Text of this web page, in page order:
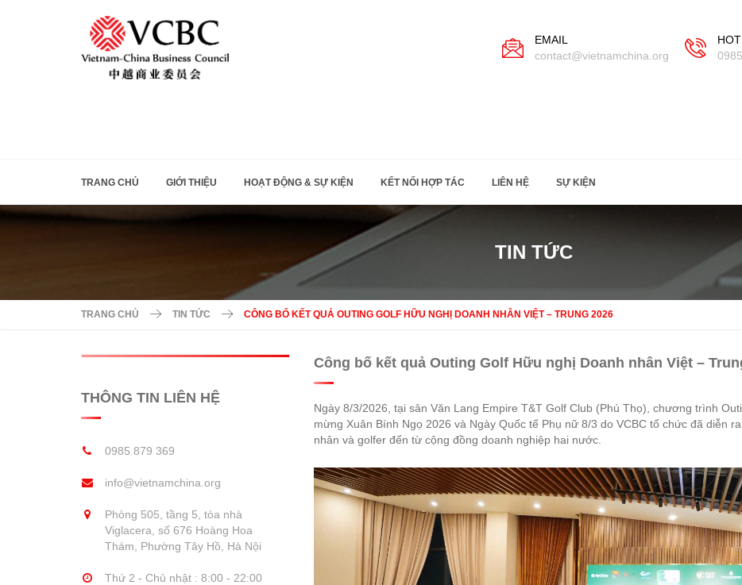
EMAIL
contact@vietnamchina.org
TRANG CHỦ GIỚI THIỆU HOẠT ĐỘNG & SỰ KIỆN KẾT NỐI HỢP TÁC LIÊN HỆ SỰ KIỆN
TIN TỨC
TRANG CHỦ TIN TỨC CÔNG BỐ KẾT QUẢ OUTING GOLF HỮU NGHỊ DOANH NHÂN VIỆT – TRUNG 2026
Công bố kết quả Outing Golf Hữu nghị Doanh nhân Việt –
Ngày 8/3/2026, tại sân Văn Lang Empire T&T Golf Club (Phú Thọ), chương trình
mừng Xuân Bính Ngọ 2026 và Ngày Quốc tế Phụ nữ 8/3 do VCBC tổ chức đã diễn
nhân và golfer đến từ cộng đồng doanh nghiệp hai nước.
THÔNG TIN LIÊN HỆ
0985 879 369
info@vietnamchina.org
Phòng 505, tầng 5, tòa nhà
Viglacera, số 676 Hoàng Hoa
Thám, Phường Tây Hồ, Hà Nội
Thứ 2 - Chủ nhật : 8:00 - 22:00